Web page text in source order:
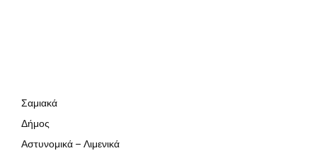
Σαμιακά
Δήμος
Αστυνομικά – Λιμενικά